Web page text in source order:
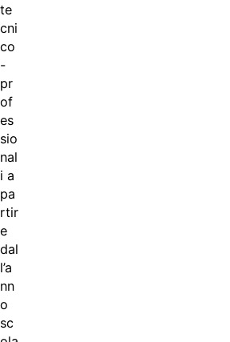
te
cni
co
-
pr
of
es
sio
nal
i a
pa
rtir
e
dal
l’a
nn
o
sc